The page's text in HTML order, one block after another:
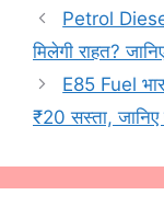
Petrol
मिलेगी राहत?
E85 Fuel
₹20 सस्ता,